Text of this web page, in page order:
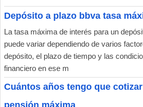
Depósito a plazo bbva tasa
La tasa máxima de interés para un
puede variar dependiendo de varios
depósito, el plazo de tiempo y las
financiero en ese m
Cuántos años tengo que
pensión máxima